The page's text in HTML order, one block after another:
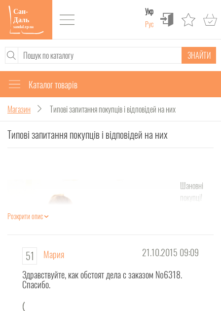
Укр
Рус
ЗНАЙТИ
Каталог товарів
Магазин Типові запитання покупців і відповідей на них
Типові запитання покупців і відповідей на них
Шановні
покупці!
Сандаль
сторінка
ВІДКРИТОГО спілкування з вами!
Розкрити опис
51 Мария
21.10.2015 09:09
Здравствуйте, как обстоят дела с заказом №6318.
Спасибо.